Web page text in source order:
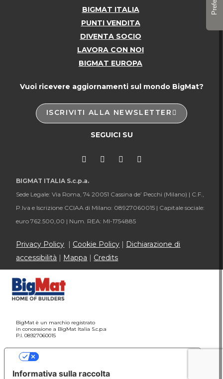
BIGMAT ITALIA
PUNTI VENDITA
DIVENTA SOCIO
LAVORA CON NOI
BIGMAT EUROPA
Vuoi ricevere aggiornamenti sul mondo BigMat?
ISCRIVITI ALLA NEWSLETTER
SEGUICI SU
BIGMAT ITALIA S.c.p.a.
Sede Legale: Via Roma, 74 20051 Cassina de’ Pecchi (Milano) | C.F.,
P.Iva e Iscrizione CCIAA di Milano: 08927060015 | Capitale sociale:
euro 762.500,00 | Num. REA: MI-1754885
Privacy Policy Cookie Policy
Dichiarazione di
accessibilità
Mappa Credits
BigMat è un marchio registrato
in concessione a BigMat Italia S.c.p.a
P.I. 08927060015
Informativa sulla raccolta
Le tue preferenze relative alla privacy